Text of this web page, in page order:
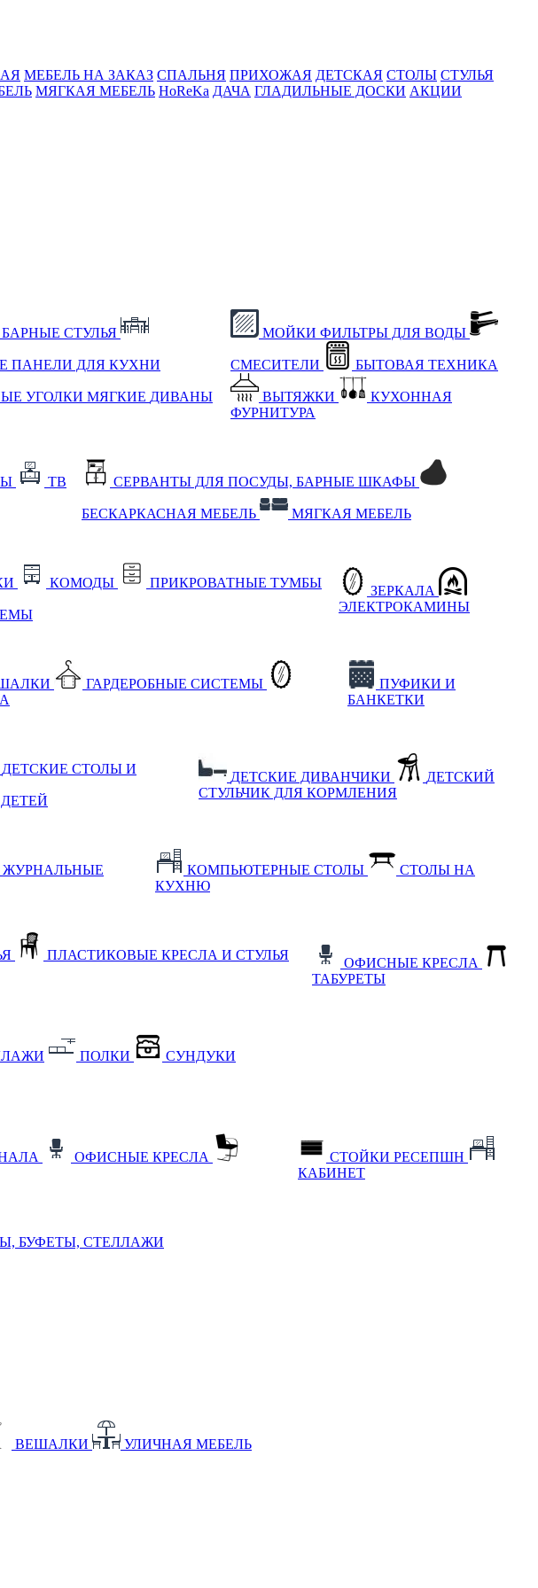
МЕБЕЛЬ НА ЗАКАЗ СПАЛЬНЯ ПРИХОЖАЯ ДЕТСКАЯ СТОЛЫ СТУЛЬЯ
МЯГКАЯ МЕБЕЛЬ HoReKa ДАЧА ГЛАДИЛЬНЫЕ ДОСКИ АКЦИИ
БАРНЫЕ СТУЛЬЯ
ПАНЕЛИ ДЛЯ КУХНИ
УГОЛКИ МЯГКИЕ ДИВАНЫ
МОЙКИ ФИЛЬТРЫ ДЛЯ ВОДЫ
СМЕСИТЕЛИ БЫТОВАЯ ТЕХНИКА
ВЫТЯЖКИ
КУХОННАЯ
ФУРНИТУРА
ТВ СЕРВАНТЫ ДЛЯ ПОСУДЫ, БАРНЫЕ ШКАФЫ
БЕСКАРКАСНАЯ МЕБЕЛЬ МЯГКАЯ МЕБЕЛЬ
КОМОДЫ ПРИКРОВАТНЫЕ ТУМБЫ
ЗЕРКАЛА
ЭЛЕКТРОКАМИНЫ
ГАРДЕРОБНЫЕ СИСТЕМЫ
ПУФИКИ И
БАНКЕТКИ
ДЕТСКИЕ СТОЛЫ И
ДЕТСКИЕ ДИВАНЧИКИ
ДЕТСКИЙ
СТУЛЬЧИК ДЛЯ КОРМЛЕНИЯ
ЖУРНАЛЬНЫЕ
КОМПЬЮТЕРНЫЕ СТОЛЫ
СТОЛЫ НА
КУХНЮ
ПЛАСТИКОВЫЕ КРЕСЛА И СТУЛЬЯ
ОФИСНЫЕ КРЕСЛА
ТАБУРЕТЫ
ПОЛКИ СУНДУКИ
ОФИСНЫЕ КРЕСЛА
СТОЙКИ РЕСЕПШН
КАБИНЕТ
БУФЕТЫ, СТЕЛЛАЖИ
ВЕШАЛКИ УЛИЧНАЯ МЕБЕЛЬ